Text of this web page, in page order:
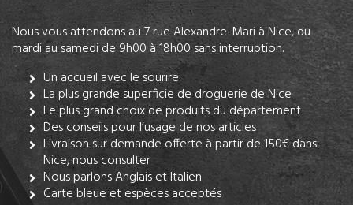
Nous vous attendons au 7 rue Alexandre-Mari à Nice, du
mardi au samedi de 9h00 à 18h00 sans interruption.
Un accueil avec le sourire
La plus grande superficie de droguerie de Nice
Le plus grand choix de produits du département
Des conseils pour l’usage de nos articles
Livraison sur demande offerte à partir de 150€ dans
Nice, nous consulter
Nous parlons Anglais et Italien
Carte bleue et espèces acceptés